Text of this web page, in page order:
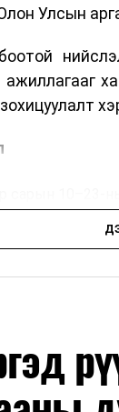
Улсын
сарын 17–28-
бүртгэх
сарын 1-нээс